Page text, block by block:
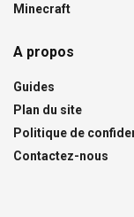
Minecraft
A propos
Guides
Plan du site
Politique de
Contactez-nous